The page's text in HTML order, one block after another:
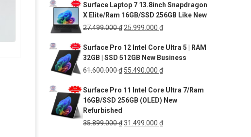
Surface Laptop 7 13.8inch Snapdragon
X Elite/Ram 16GB/SSD 256GB Like New
27.499.000₫ Giá
là:
27.499.000 ₫.
25.999.000 ₫Giá
tại
là:
25.999.000 ₫.
Surface Pro 12 Intel Core Ultra 5 | RAM
32GB | SSD 512GB New Business
61.600.000₫ Giá
là:
61.600.000 ₫.
55.490.000 ₫Giá
tại
là:
Surface Pro 11 Intel Core Ultra 7/Ram
16GB/SSD 256GB (OLED) New
Refurbished
35.899.000₫Giá
31.499.000 ₫Giá